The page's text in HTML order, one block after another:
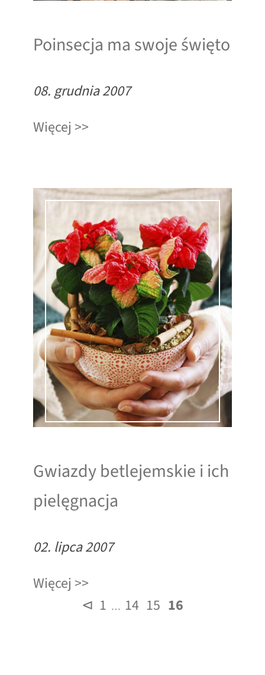
Poinsecja ma swoje święto
08. grudnia 2007
Więcej
Gwiazdy betlejemskie i ich
pielęgnacja
02. lipca 2007
Więcej
⊲ 1 … 14 15 16